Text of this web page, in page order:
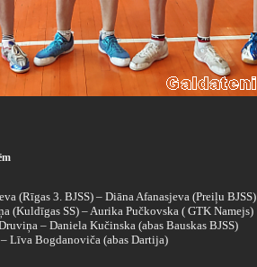
(Rīgas 3. BJSS) – Diāna Afanasjeva (Preiļu BJSS)
(Kuldīgas SS) – Aurika Pučkovska ( GTK Namejs)
– Daniela Kučinska (abas Bauskas BJSS)
Līva Bogdanoviča (abas Dartija)